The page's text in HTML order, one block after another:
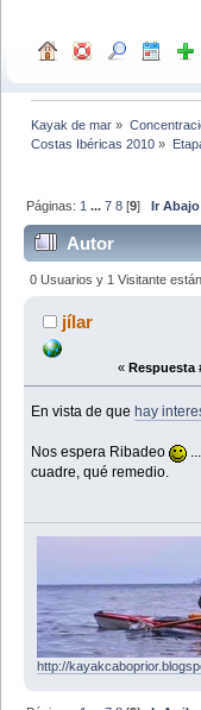
Kayak de mar »
Costas Ibéricas 2010 »
Páginas: 1 ...7 8 [9]Ir Abajo
Autor
Proyecto Costa
0 Usuarios y 1 Visitante
jílar
« Respuesta
En vista de quehay
Nos espera Ribadeo
cuadre, qué remedio.
http://